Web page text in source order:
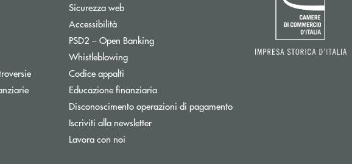
Apre una nuova finestra
Apre una nuova finestra
una nuova finestra
finestra
Sicurezza web
Accessibilità
PSD2 – Open BankingApre una nuova finestra
Whistleblowing
Codice appalti
Educazione finanziaria
Disconoscimento operazioni di pagamento
Iscriviti alla newsletterApre una nuova finestra
Lavora con noi